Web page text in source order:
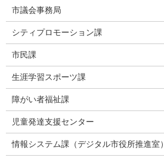
市議会事務局
シティプロモーション課
市民課
生涯学習スポーツ課
障がい者福祉課
児童発達支援センター
情報システム課（デジタル市役所推進室）